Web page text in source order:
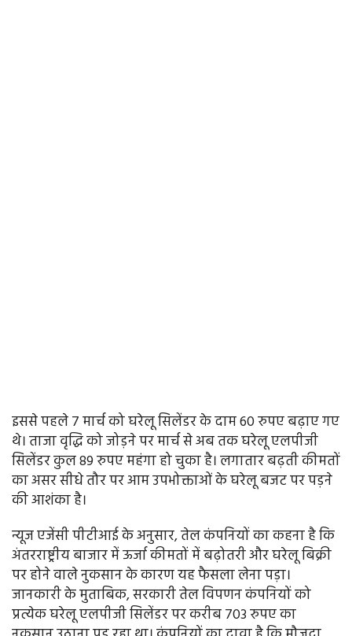
इससे पहले 7 मार्च को घरेलू सिलेंडर के दाम 60 रुपए बढ़ाए गए
थे। ताजा वृद्धि को जोड़ने पर मार्च से अब तक घरेलू एलपीजी
सिलेंडर कुल 89 रुपए महंगा हो चुका है। लगातार बढ़ती कीमतों
का असर सीधे तौर पर आम उपभोक्ताओं के घरेलू बजट पर पड़ने
की आशंका है।
न्यूज एजेंसी पीटीआई के अनुसार, तेल कंपनियों का कहना है कि
अंतरराष्ट्रीय बाजार में ऊर्जा कीमतों में बढ़ोतरी और घरेलू बिक्री
पर होने वाले नुकसान के कारण यह फैसला लेना पड़ा।
जानकारी के मुताबिक, सरकारी तेल विपणन कंपनियों को
प्रत्येक घरेलू एलपीजी सिलेंडर पर करीब 703 रुपए का